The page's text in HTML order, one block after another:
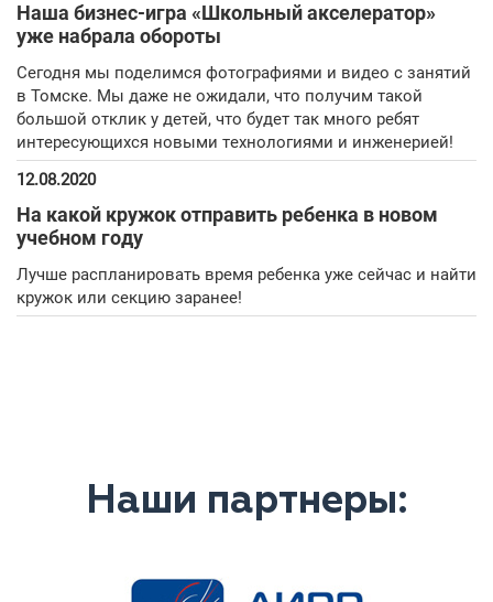
Наша бизнес-игра «Школьный акселератор»
уже набрала обороты
Сегодня мы поделимся фотографиями и видео с занятий
в Томске. Мы даже не ожидали, что получим такой
большой отклик у детей, что будет так много ребят
интересующихся новыми технологиями и инженерией!
12.08.2020
На какой кружок отправить ребенка в новом
учебном году
Лучше распланировать время ребенка уже сейчас и найти
кружок или секцию заранее!
Наши партнеры: